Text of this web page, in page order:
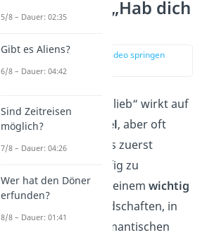
Was bedeutet „Hab dich
lieb“?
zur Stelle im Video springen
(00:14)
Der Satz „Ich hab dich lieb“ wirkt auf
den ersten Blick
simpel, aber oft
drückt er mehr aus, als zuerst
vermutet. Er wird häufig zu
Menschen gesagt, die einemwichtig
sind — sei es in Freundschaften, in
der Familie oder in romantischen
5/8 – Dauer: 02:35
Gibt es Aliens?
6/8 – Dauer: 04:42
Sind Zeitreisen
möglich?
7/8 – Dauer: 04:26
Wer hat den Döner
erfunden?
8/8 – Dauer: 01:41